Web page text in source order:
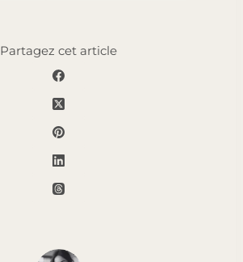
Partagez cet article